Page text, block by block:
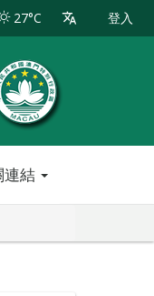
27°C 登入
結